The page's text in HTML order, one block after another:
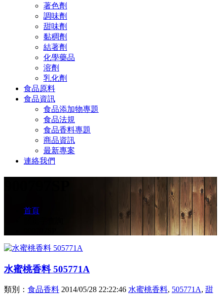
著色劑
調味劑
甜味劑
黏稠劑
結著劑
化學藥品
溶劑
乳化劑
食品原料
食品資訊
食品添加物專題
食品法規
食品香料專題
商品資訊
最新專案
連絡我們
首頁
水蜜桃香料 505771A
類別： 食品香料 2014/05/28 22:22:46 水蜜桃香料, 505771A, 甜